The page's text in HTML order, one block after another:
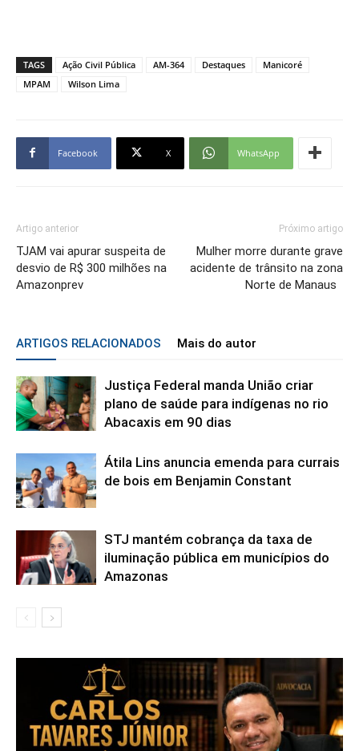
TAGS Ação Civil Pública AM-364 Destaques
Manicoré
MPAM
Wilson Lima
Facebook X WhatsApp
Artigo anterior
TJAM vai apurar suspeita de
desvio de R$ 300 milhões na
Amazonprev
Próximo artigo
Mulher morre durante grave
acidente de trânsito na zona
Norte de Manaus
ARTIGOS RELACIONADOS Mais do autor
Justiça Federal manda União criar
plano de saúde para indígenas no rio
Abacaxis em 90 dias
Átila Lins anuncia emenda para currais
de bois em Benjamin Constant
STJ mantém cobrança da taxa de
iluminação pública em municípios do
Amazonas